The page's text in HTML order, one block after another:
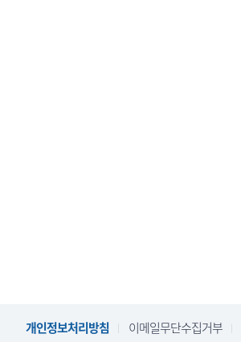
개인정보처리방침 이메일무단수집거부